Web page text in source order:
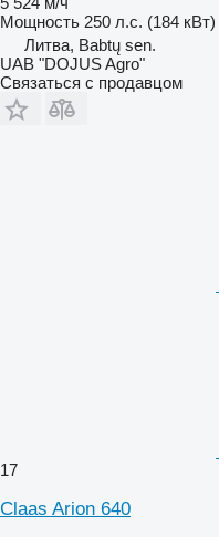
Мощность 250 л.с. (184 кВт)
Литва, Babtų sen.
UAB "DOJUS Agro"
Связаться с продавцом
17
Claas Arion 640